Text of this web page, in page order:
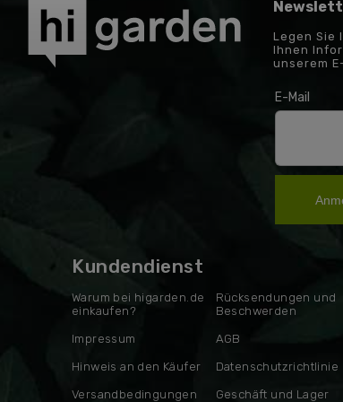
Legen Sie
Ihnen
unserem
E-Mail
Kundendienst
Warum bei higarden.de
einkaufen?
Rücksendungen und
Beschwerden
Impressum AGB
Hinweis an den Käufer Datenschutzrichtlinie
Versandbedingungen Geschäft und Lager